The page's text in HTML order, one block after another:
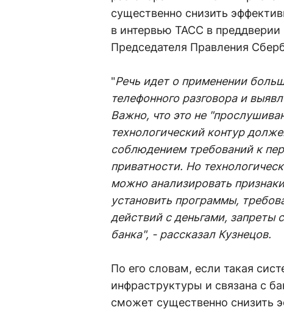
существенно снизить
в интервью ТАСС в
Председателя Правления
"Речь идет о применении
телефонного разговора и
Важно, что это не
технологический контур
соблюдением требований к
приватности. Но
можно анализировать
установить программы,
действий с деньгами, запреты
банка", - рассказал Кузнецов.
По его словам, если такая
инфраструктуры и связана с
сможет существенно снизить